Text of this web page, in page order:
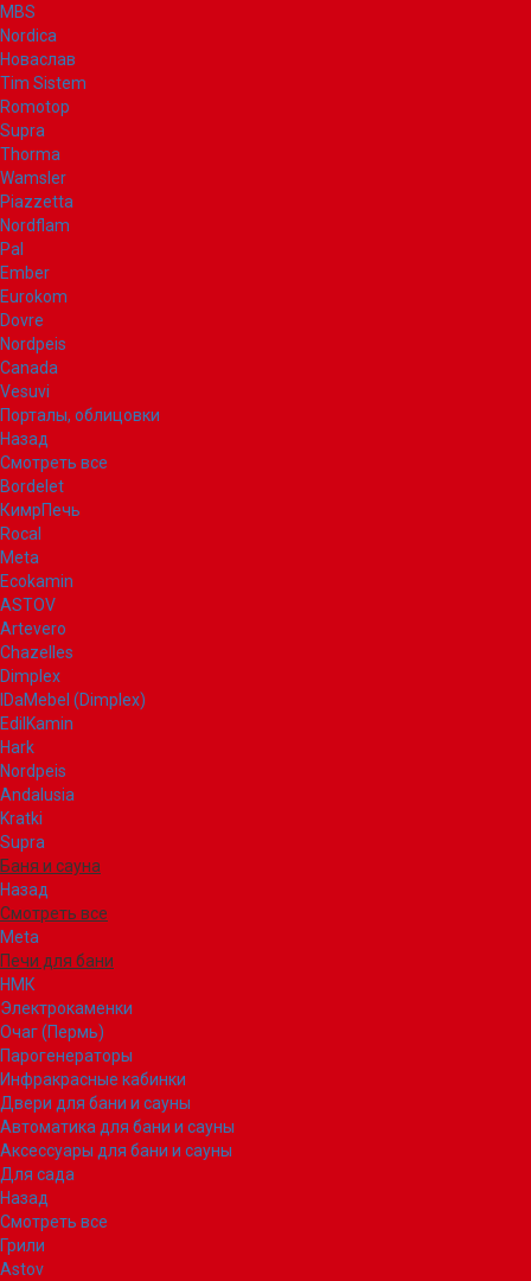
MBS
Nordica
Новаслав
Tim Sistem
Romotop
Supra
Thorma
Wamsler
Piazzetta
Nordflam
Pal
Ember
Eurokom
Dovre
Nordpeis
Canada
Vesuvi
Порталы, облицовки
Назад
Смотреть все
Bordelet
КимрПечь
Rocal
Meta
Ecokamin
ASTOV
Artevero
Chazelles
Dimplex
IDaMebel (Dimplex)
EdilKamin
Hark
Nordpeis
Andalusia
Kratki
Supra
Баня и сауна
Назад
Смотреть все
Meta
Печи для бани
НМК
Электрокаменки
Очаг (Пермь)
Парогенераторы
Инфракрасные кабинки
Двери для бани и сауны
Автоматика для бани и сауны
Аксессуары для бани и сауны
Для сада
Назад
Смотреть все
Грили
Astov